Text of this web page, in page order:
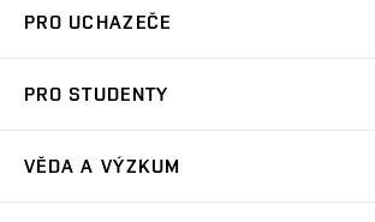
PRO UCHAZEČE
Jak se dostat na FCH
PRO STUDENTY
VĚDA A VÝZKUM